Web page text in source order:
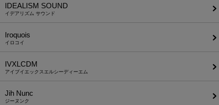
IDEALISM SOUND
イデアリズム サウンド
Iroquois
イロコイ
IVXLCDM
アイブイエックスエルシーディーエム
Jih Nunc
ジーヌンク